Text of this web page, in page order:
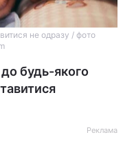
не одразу / фото
будь-якого
Реклама